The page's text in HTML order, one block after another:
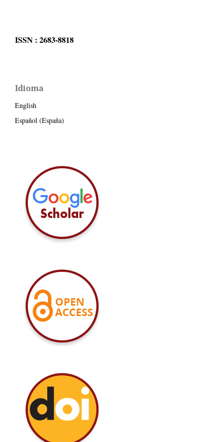
ISSN : 2683-8818
Idioma
English
Español (España)